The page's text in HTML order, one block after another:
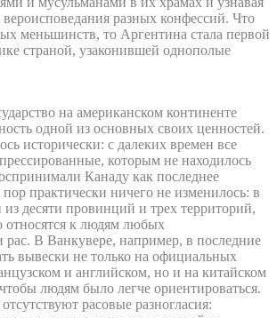
разных конфессий. Что
меньшинств, то Аргентина стала первой
страной, узаконившей однополые
на американском континенте
одной из основных своих ценностей.
исторически: с далеких времен все
которым не находилось
Канаду как последнее
практически ничего не изменилось: в
десяти провинций и трех территорий,
относятся к людям любых
рас. В Ванкувере, например, в последние
вывески не только на официальных
и английском, но и на китайском
людям было легче ориентироваться.
расовые разногласия: